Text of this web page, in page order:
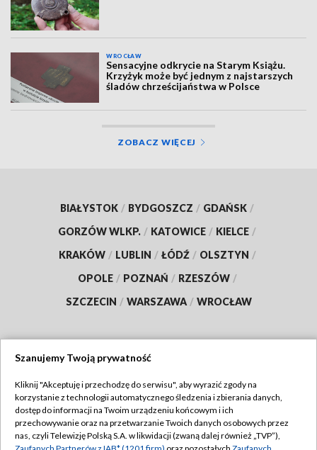
WROCŁAW
Sensacyjne odkrycie na Starym Książu.
Krzyżyk może być jednym z najstarszych
śladów chrześcijaństwa w Polsce
ZOBACZ WIĘCEJ
BIAŁYSTOK / BYDGOSZCZ / GDAŃSK /
GORZÓW WLKP. / KATOWICE / KIELCE /
KRAKÓW / LUBLIN / ŁÓDŹ / OLSZTYN /
OPOLE / POZNAŃ / RZESZÓW /
SZCZECIN / WARSZAWA / WROCŁAW
TVP
Abonament TVP
Emisja w TVP
Regulamin TVP
Szanujemy Twoją prywatność
Kliknij "Akceptuję i przechodzę do serwisu", aby wyrazić zgody na
korzystanie z technologii automatycznego śledzenia i zbierania danych,
dostęp do informacji na Twoim urządzeniu końcowym i ich
przechowywanie oraz na przetwarzanie Twoich danych osobowych przez
nas, czyli Telewizję Polską S.A. w likwidacji (zwaną dalej również „TVP”),